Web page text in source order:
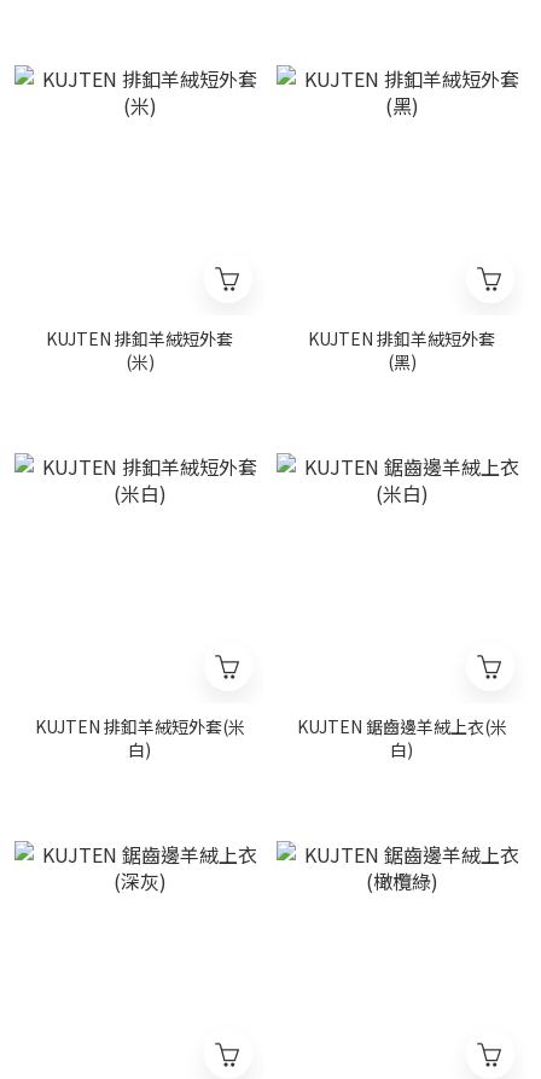
KUJTEN 排釦羊絨短外套
(米)
KUJTEN 排釦羊絨短外套
(黑)
KUJTEN 排釦羊絨短外套(米
白)
KUJTEN 鋸齒邊羊絨上衣(米
白)